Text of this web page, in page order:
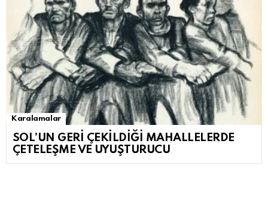
Karalamalar
SOL’UN GERİ ÇEKİLDİĞİ MAHALLELERDE
ÇETELEŞME VE UYUŞTURUCU